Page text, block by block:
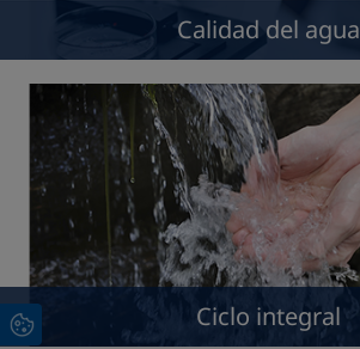
Calidad del agua
Ciclo integral
Ciclo integral